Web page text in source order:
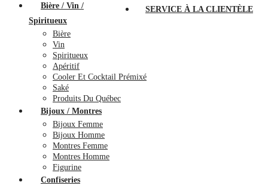
SERVICE À LA CLIENTÈLE
Bière / Vin /
Spiritueux
Bière
Vin
Spiritueux
Apéritif
Cooler Et Cocktail Prémixé
Saké
Produits Du Québec
Bijoux / Montres
Bijoux Femme
Bijoux Homme
Montres Femme
Montres Homme
Figurine
Confiseries